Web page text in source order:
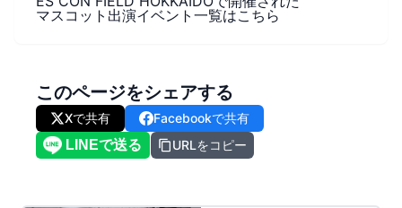
マスコット出演イベント一覧はこちら
このページをシェアする
Xで共有
Facebookで共有
URLをコピー